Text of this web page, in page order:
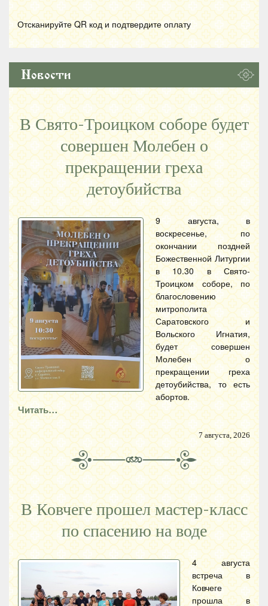
Отсканируйте QR код и подтвердите оплату
Новости
В Свято-Троицком соборе будет
совершен Молебен о
прекращении греха
детоубийства
9 августа, в
воскресенье, по
окончании поздней
Божественной Литургии
в 10.30 в Свято-
Троицком соборе, по
благословению
митрополита
Саратовского и
Вольского Игнатия,
будет совершен
Молебен о
прекращении греха
детоубийства, то есть
абортов.
Читать…
7 августа, 2026
В Ковчеге прошел мастер-класс
по спасению на воде
4 августа
встреча в
Ковчеге
прошла в